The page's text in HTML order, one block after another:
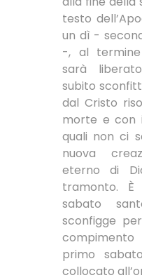
testo
un dì -
-, al
sarà
subito
dal Cristo
morte e con
quali non ci
nuova
eterno di
tramonto.
sabato
sconfigge
primo
collocato